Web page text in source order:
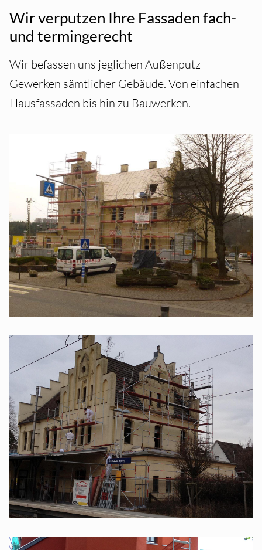
Wir verputzen Ihre Fassaden fach-
und termingerecht
Wir befassen uns jeglichen Außenputz
Gewerken sämtlicher Gebäude. Von einfachen
Hausfassaden bis hin zu Bauwerken.